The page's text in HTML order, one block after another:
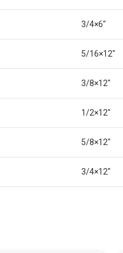
3/4×6″
5/16×12″
3/8×12″
1/2×12″
5/8×12″
3/4×12″